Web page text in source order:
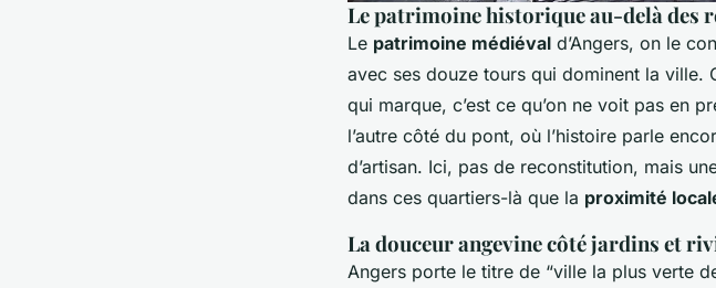
Le patrimoine historique au-delà des
Le patrimoine médiéval d’Angers, on le
avec ses douze tours qui dominent la ville.
qui marque, c’est ce qu’on ne voit pas en
l’autre côté du pont, où l’histoire parle
d’artisan. Ici, pas de reconstitution, mais
dans ces quartiers-là que la proximité
La douceur angevine côté jardins et
Angers porte le titre de “ville la plus verte